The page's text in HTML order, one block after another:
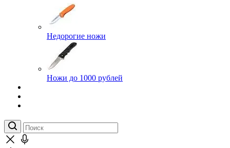
Недорогие ножи
Ножи до 1000 рублей